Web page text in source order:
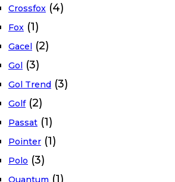
Crossfox (4)
Fox (1)
Gacel (2)
Gol (3)
Gol Trend (3)
Golf (2)
Passat (1)
Pointer (1)
Polo (3)
Quantum (1)